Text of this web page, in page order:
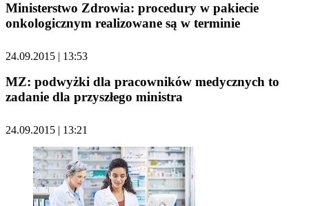
Ministerstwo Zdrowia: procedury w pakiecie
onkologicznym realizowane są w terminie
24.09.2015 | 13:53
MZ: podwyżki dla pracowników medycznych to
zadanie dla przyszłego ministra
24.09.2015 | 13:21